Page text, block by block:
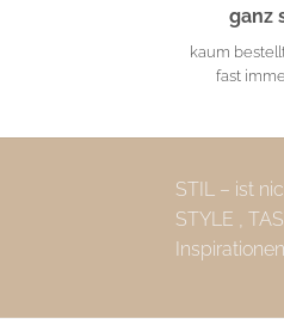
ganz
kaum
fast
STIL – ist
STYLE ,